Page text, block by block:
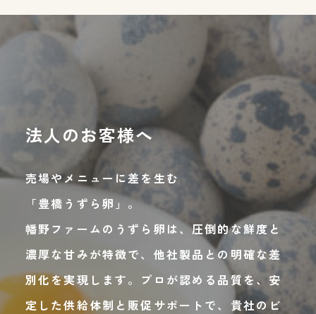
法人のお客様へ
売場やメニューに差を生む
「豊橋うずら卵」。
幡野ファームのうずら卵は、圧倒的な鮮度と
濃厚な甘みが特徴で、他社製品との明確な差
別化を実現します。プロが認める品質を、安
定した供給体制と販促サポートで、貴社のビ